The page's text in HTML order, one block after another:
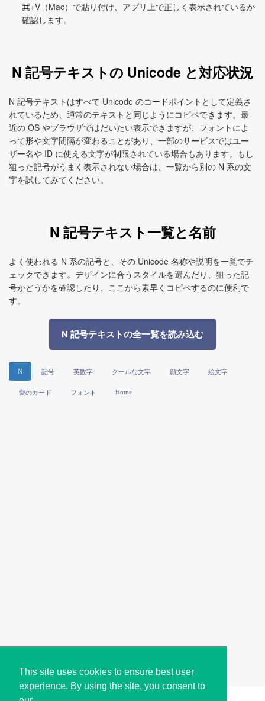
This site uses cookies to ensure best user
experience. By using the site, you consent to
⌘+V（Mac）で貼り付け、アプリ上で正しく表示されているか
確認します。
N 記号テキストの Unicode と対応状況
N 記号テキストはすべて Unicode のコードポイントとして定義さ
れているため、通常のテキストと同じようにコピペできます。最
近の OS やブラウザではだいたい表示できますが、フォントによ
って形や文字間隔が変わることがあり、一部のサービスではユー
ザー名や ID に使える文字が制限されている場合もあります。もし
狙った記号がうまく表示されない場合は、一覧から別の N 系の文
字を試してみてください。
N 記号テキスト一覧と名前
よく使われる N 系の記号と、その Unicode 名称や説明を一覧でチ
ェックできます。デザインに合うスタイルを選んだり、狙った記
号かどうかを確認したり、ここから素早くコピペするのに便利で
す。
N 記号テキストの全一覧を読み込む
N 記号 英数字 クールな文字 顔文字 絵文字
愛のカード フォント Home